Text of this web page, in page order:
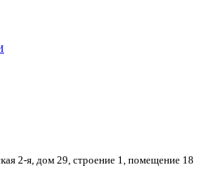
2-я, дом 29, строение 1, помещение 18